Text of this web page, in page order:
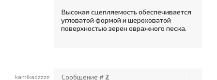
Высокая сцепляемость обеспечивается
угловатой формой и шероховатой
поверхностью зерен овражного песка.
kamikadzzze Сообщение # 2